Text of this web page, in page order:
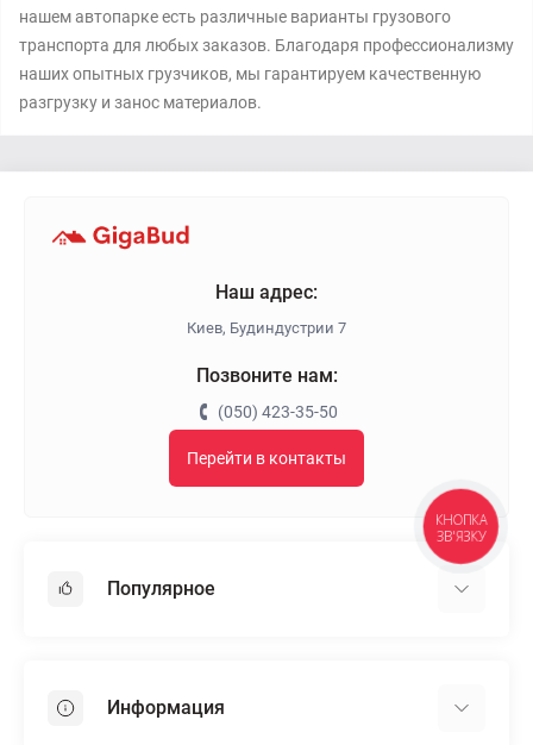
нашем автопарке есть различные варианты грузового
транспорта для любых заказов. Благодаря профессионализму
наших опытных грузчиков, мы гарантируем качественную
разгрузку и занос материалов.
Наш адрес:
Киев, Будиндустрии 7
Позвоните нам:
(050) 423-35-50
Перейти в контакты
Популярное
Пенопласт
Информация
КНОПКА
ЗВ'ЯЗКУ